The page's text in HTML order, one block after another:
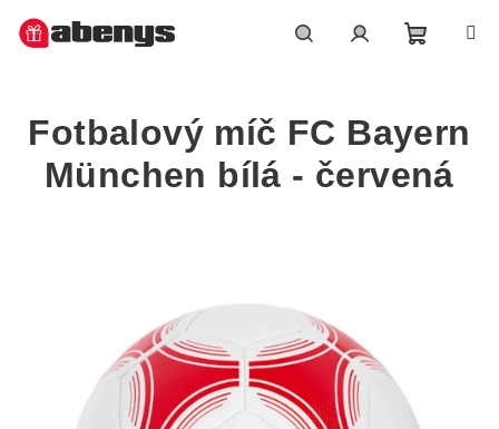
košík
Fotbalový míč FC Bayern
München bílá - červená